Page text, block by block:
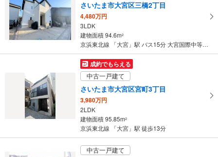
さいたま市大宮区三橋2丁目
4,480万円
3LDK
建物面積 94.6m2
京浜東北線 「大宮」駅 バス15分 大宮国際中等教育学校 バス停下車 徒歩2分
成約でもらえる
中古一戸建て
さいたま市大宮区宮町3丁目
3,980万円
2LDK
建物面積 95.85m2
京浜東北線 「大宮」駅 徒歩13分
中古一戸建て